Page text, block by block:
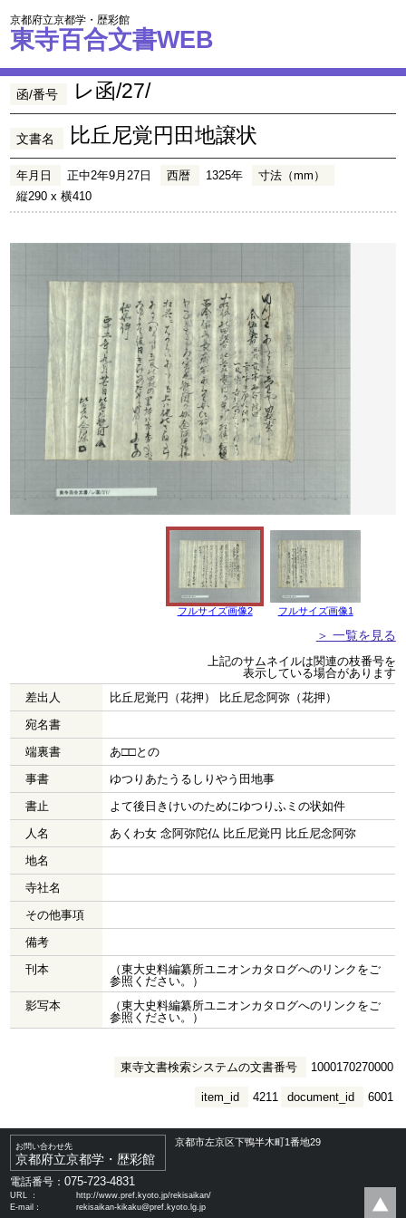
京都府立京都学・歴彩館
東寺百合文書WEB
函/番号 レ函/27/
文書名 比丘尼覚円田地譲状
年月日 正中2年9月27日 西暦 1325年
寸法（mm）
縦290 x 横410
フルサイズ画像2 フルサイズ画像1
＞ 一覧を見る
上記のサムネイルは関連の枝番号を
表示している場合があります
差出人
比丘尼覚円（花押） 比丘尼念阿弥（花押）
宛名書
端裏書
あ□□との
事書
ゆつりあたうるしりやう田地事
書止
よて後日きけいのためにゆつりふミの状如件
人名
あくわ女 念阿弥陀仏 比丘尼覚円 比丘尼念阿弥
地名
寺社名
その他事項
備考
刊本
（東大史料編纂所ユニオンカタログへのリンクをご
参照ください。）
影写本
（東大史料編纂所ユニオンカタログへのリンクをご
参照ください。）
東寺文書検索システムの文書番号 1000170270000
document_id 6001
item_id 4211
お問い合わせ先
京都府立京都学・歴彩館
京都市左京区下鴨半木町1番地29
電話番号：075-723-4831
URL ：
http://www.pref.kyoto.jp/rekisaikan/
E-mail：
rekisaikan-kikaku@pref.kyoto.lg.jp